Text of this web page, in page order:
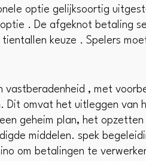
optie gelijksoortig
. De afgeknot betaling
keuze . Spelers
vastberadenheid , met
Dit omvat het uitleggen van
geheim plan, het
middelen. spek
om betalingen te